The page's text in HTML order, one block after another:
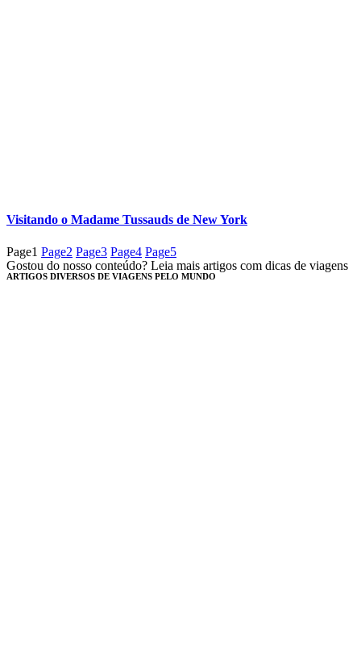
Visitando o Madame Tussauds de New York
Page1 Page2 Page3 Page4 Page5
Gostou do nosso conteúdo? Leia mais artigos com dicas de viagens
ARTIGOS DIVERSOS DE VIAGENS PELO MUNDO​